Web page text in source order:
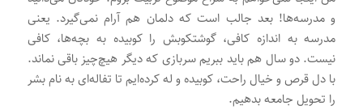
و مدرسه‌ها! بعد جالب است که دلمان هم آرام نمی‌گیرد. یعنی
مدرسه به اندازه کافی، گوشتکوبش را کوبیده به بچه‌ها، کافی
نیست. دو سال هم باید ببریم سربازی که دیگر هیچ‌چیز باقی نماند.
با دل قرص و خیال راحت، کوبیده و له کرده‌ایم تا تفاله‌ای به نام بشر
را تحویل جامعه بدهیم.